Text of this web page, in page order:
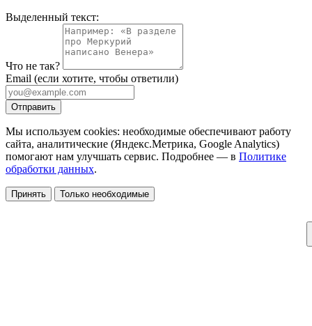
Выделенный текст:
Что не так?
Email (если хотите, чтобы ответили)
Отправить
Мы используем cookies: необходимые обеспечивают работу
сайта, аналитические (Яндекс.Метрика, Google Analytics)
помогают нам улучшать сервис. Подробнее — в Политике
обработки данных.
Принять Только необходимые